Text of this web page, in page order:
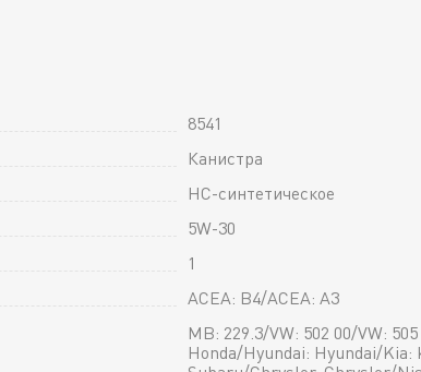
8541
Канистра
HC-синтетическое
5W-30
1
ACEA: B4/ACEA: A3
MB: 229.3/VW: 502 00/VW:
Honda/Hyundai: Hyundai/